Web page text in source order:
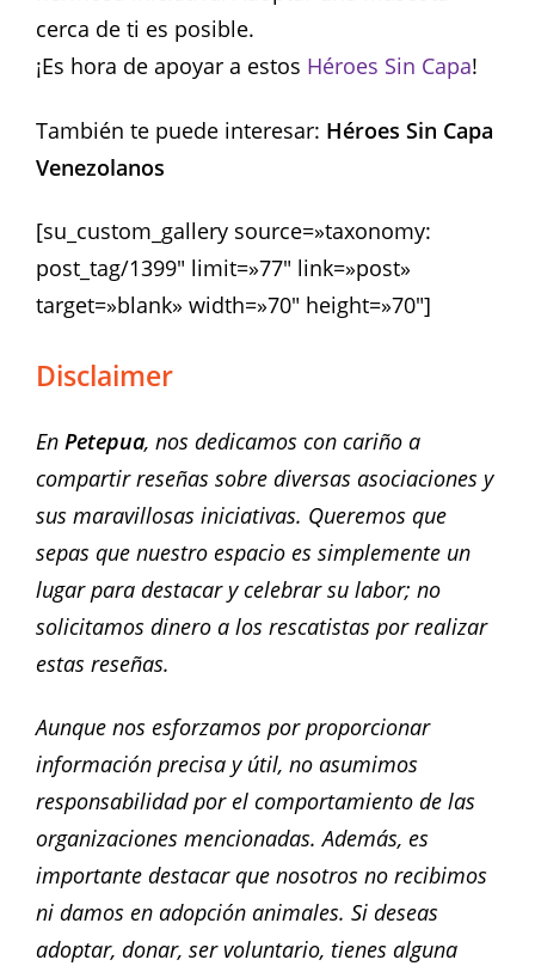
cerca de ti es posible.
¡Es hora de apoyar a estos Héroes Sin Capa!
También te puede interesar: Héroes Sin Capa
Venezolanos
[su_custom_gallery source=»taxonomy:
post_tag/1399″ limit=»77″ link=»post»
target=»blank» width=»70″ height=»70″]
Disclaimer
En Petepua, nos dedicamos con cariño a
compartir reseñas sobre diversas asociaciones y
sus maravillosas iniciativas. Queremos que
sepas que nuestro espacio es simplemente un
lugar para destacar y celebrar su labor; no
solicitamos dinero a los rescatistas por realizar
estas reseñas.
Aunque nos esforzamos por proporcionar
información precisa y útil, no asumimos
responsabilidad por el comportamiento de las
organizaciones mencionadas. Además, es
importante destacar que nosotros no recibimos
ni damos en adopción animales. Si deseas
adoptar, donar, ser voluntario, tienes alguna